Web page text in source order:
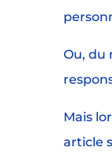
Ou, du
Mais
article